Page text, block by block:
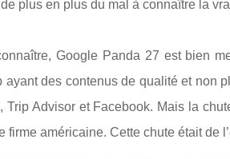
plus en plus du mal à connaître la
Google Panda 27 est bien
ayant des contenus de qualité et non
Advisor et Facebook. Mais la
firme américaine. Cette chute était de